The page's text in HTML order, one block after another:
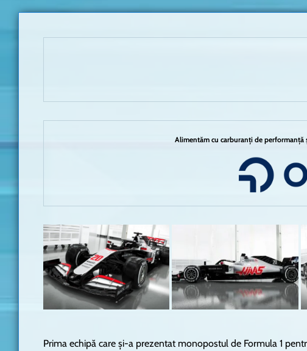
Alimentăm cu carburanți de performanță
Prima echipă care și-a prezentat monopostul de Formula 1